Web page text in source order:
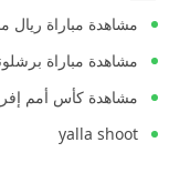
مشاهدة مباراة ريال
مشاهدة مباراة
مشاهدة كأس أمم إفريقيا
yalla shoot